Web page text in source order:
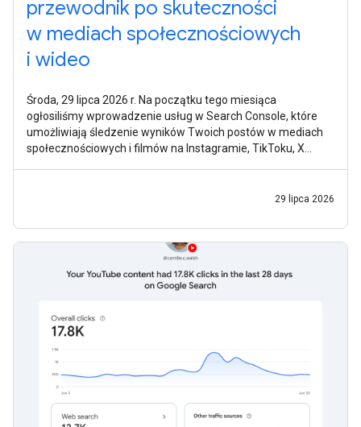
przewodnik po skuteczności
w mediach społecznościowych
i wideo
Środa, 29 lipca 2026 r. Na początku tego miesiąca
ogłosiliśmy wprowadzenie usług w Search Console, które
umożliwiają śledzenie wyników Twoich postów w mediach
społecznościowych i filmów na Instagramie, TikToku, X
29 lipca 2026